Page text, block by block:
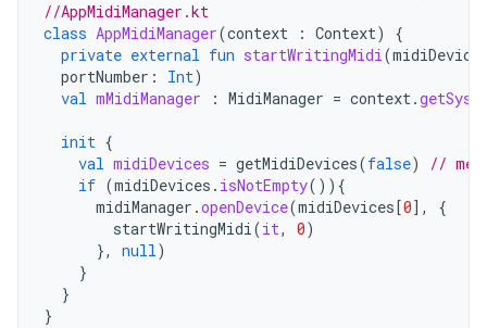
//AppMidiManager.kt
class AppMidiManager(context : Context)
{
private external fun startWritingMidi(midiDevice
portNumber : Int)
val mMidiManager : MidiManager = context.
init {
val midiDevices = getMidiDevices(false)
//
if (midiDevices . isNotEmpty()){
midiManager .openDevice(midiDevices [0] ,
{
startWritingMidi(it, 0)
},
null)
}
}
}